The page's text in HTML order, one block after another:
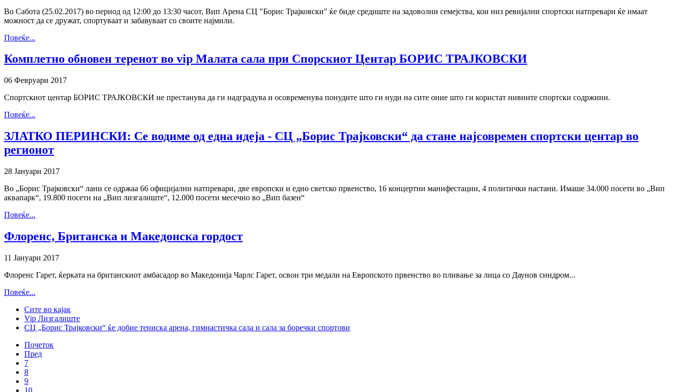
Во Сабота (25.02.2017) во период од 12:00 до 13:30 часот, Вип Арена СЦ "Борис Трајковски" ќе биде средиште на задоволни семејства, кои низ ревијални спортски натпревари ќе имаат
можност да се дружат, спортуваат и забавуваат со своите најмили.
Повеќе...
Комплетно обновен теренот во vip Малата сала при Спорскиот Центар БОРИС ТРАЈКОВСКИ
06 Февруари 2017
Спортскиот центар БОРИС ТРАЈКОВСКИ не престанува да ги надградува и осовременува понудите што ги нуди на сите оние што ги користат нивните спортски содржини.
Повеќе...
ЗЛАТКО ПЕРИНСКИ: Се водиме од една идеја - СЦ „Борис Трајковски“ да стане најсовремен спортски центар во
регионот
28 Јануари 2017
Во „Борис Трајковски“ лани се одржаа 66 официјални натпревари, две европски и едно светско првенство, 16 концертни манифестации, 4 политички настани. Имаше 34.000 посети во „Вип
аквапарк“, 19.800 посети на „Вип лизгалиште“, 12.000 посети месечно во „Вип базен“
Повеќе...
Флоренс, Британска и Македонска гордост
11 Јануари 2017
Флоренс Гарет, ќерката на британскиот амбасадор во Македонија Чарлс Гарет, освои три медали на Европското првенство во пливање за лица со Даунов синдром...
Повеќе...
Сите во кајак
Vip Лизгалиште
СЦ „Борис Трајковски“ ќе добие тениска арена, гимнастичка сала и сала за боречки спортови
Почеток
Пред
7
8
9
10